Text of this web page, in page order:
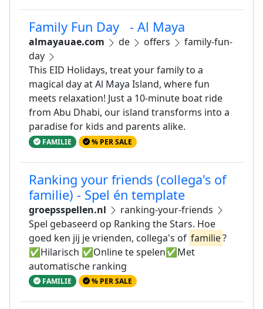
Family Fun Day - Al Maya
almayauae.com de offers
family-fun-
day
This EID Holidays, treat your family to a
magical day at Al Maya Island, where fun
meets relaxation! Just a 10-minute boat ride
from Abu Dhabi, our island transforms into a
paradise for kids and parents alike.
FAMILIE % PER SALE
Ranking your friends (collega's of
familie) - Spel én template
groepsspellen.nl
ranking-your-friends
Spel gebaseerd op Ranking the Stars. Hoe
goed ken jij je vrienden, collega's of familie?
✅Hilarisch ✅Online te spelen✅Met
automatische ranking
FAMILIE % PER SALE